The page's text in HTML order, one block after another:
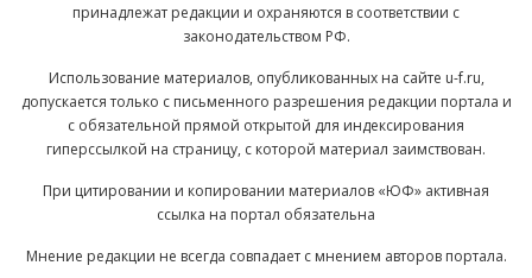
принадлежат редакции и охраняются в соответствии с
законодательством РФ.
Использование материалов, опубликованных на сайте u-f.ru,
допускается только с письменного разрешения редакции портала и
с обязательной прямой открытой для индексирования
гиперссылкой на страницу, с которой материал заимствован.
При цитировании и копировании материалов «ЮФ» активная
ссылка на портал обязательна
Мнение редакции не всегда совпадает с мнением авторов портала.